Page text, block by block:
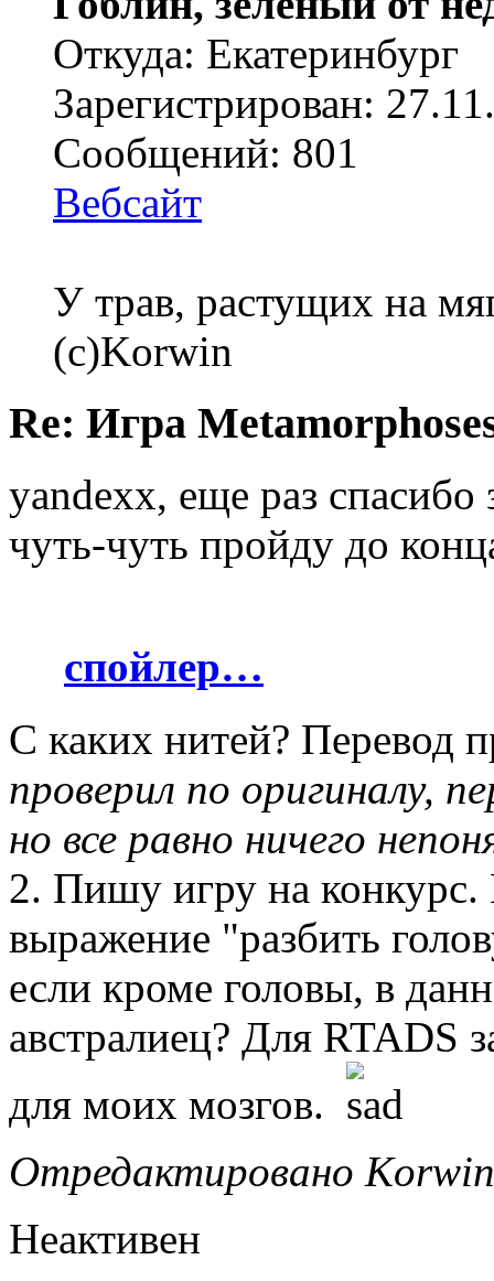
Откуда: Екатеринбург
Зарегистрирован:
Сообщений: 801
Вебсайт
У трав, растущих на
(с)Korwin
Re: Игра
yandexx, еще раз спасибо
чуть-чуть пройду до
спойлер…
С каких нитей? Перевод
проверил по оригиналу,
но все равно ничего
2. Пишу игру на
выражение "разбить
если кроме головы, в
австралиец? Для RTADS
для моих мозгов.
Отредактировано
Неактивен